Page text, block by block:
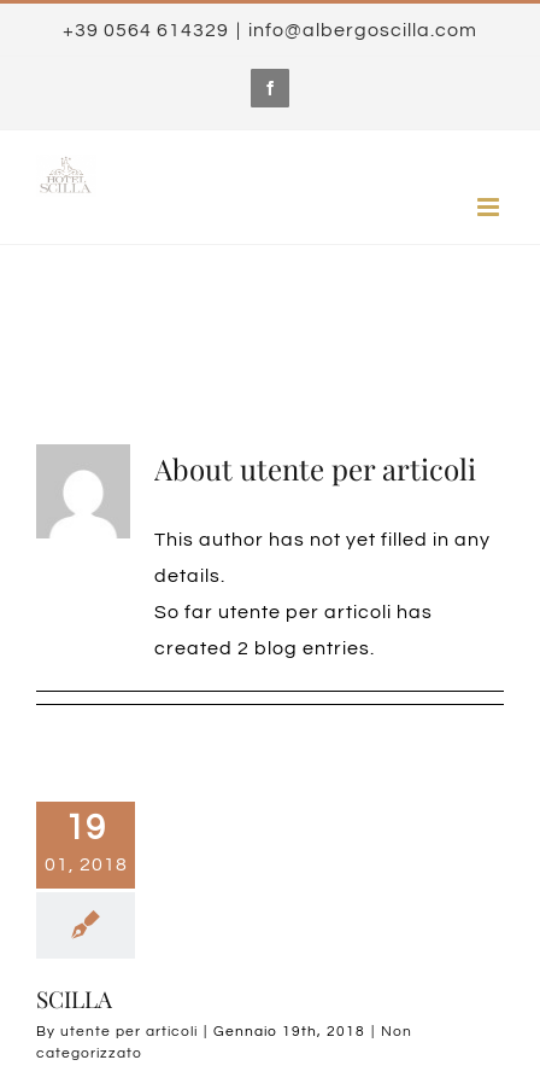
+39 0564 614329 | info@albergoscilla.com
Aboututente per articoli
This author has not yet filled in any
details.
So far utente per articoli has
created 2 blog entries.
19
01, 2018
SCILLA
By utente per articoli Gennaio 19th, 2018
Non
categorizzato